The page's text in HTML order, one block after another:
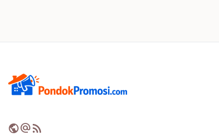
publicalternate_emailrss_feed